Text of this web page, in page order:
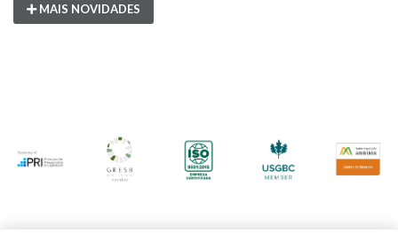
MAIS NOVIDADES